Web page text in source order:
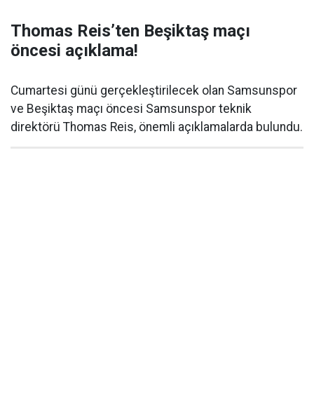
Thomas Reis’ten Beşiktaş maçı
öncesi açıklama!
Cumartesi günü gerçekleştirilecek olan Samsunspor
ve Beşiktaş maçı öncesi Samsunspor teknik
direktörü Thomas Reis, önemli açıklamalarda bulundu.